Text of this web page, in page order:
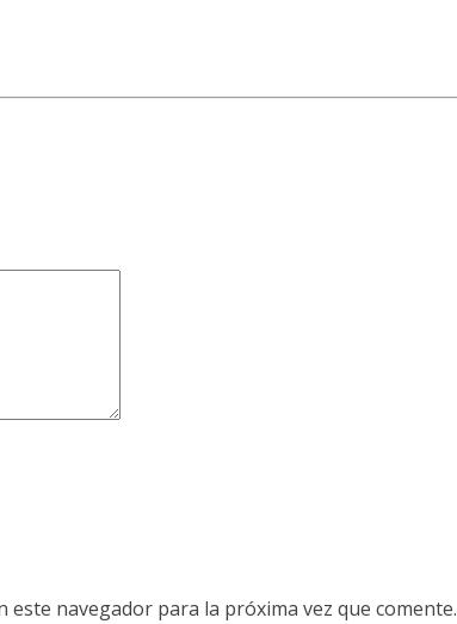
navegador para la próxima vez que comente.